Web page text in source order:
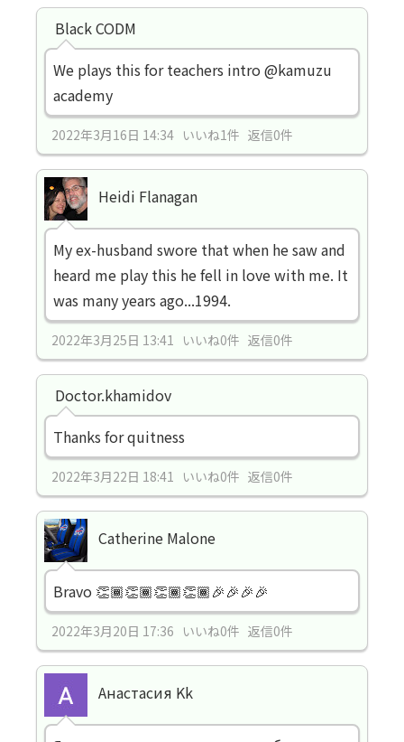
Black CODM
We plays this for teachers intro @kamuzu
academy
2022年3月16日 14:34 いいね1件 返信0件
Heidi Flanagan
My ex-husband swore that when he saw and
heard me play this he fell in love with me. It
was many years ago...1994.
2022年3月25日 13:41 いいね0件 返信0件
Doctor.khamidov
Thanks for quitness
2022年3月22日 18:41 いいね0件 返信0件
Catherine Malone
Bravo 👏🏾👏🏾👏🏾👏🏾🎉🎉🎉🎉
2022年3月20日 17:36 いいね0件 返信0件
Анастасия Kk